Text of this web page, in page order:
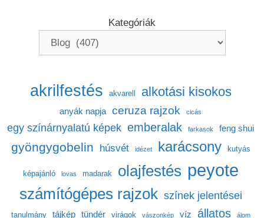
Kategóriák
akrilfestés akvarell alkotási kisokos
anyák napja ceruza rajzok cicás
egy színárnyalatú képek emberalak farkasok feng shui
gyöngygobelin húsvét idézet karácsony kutyás
képajánló lovas madarak olajfestés peyote
számítógépes rajzok színek jelentései
tanulmány tájkép tündér virágok vászonkép víz állatos álom